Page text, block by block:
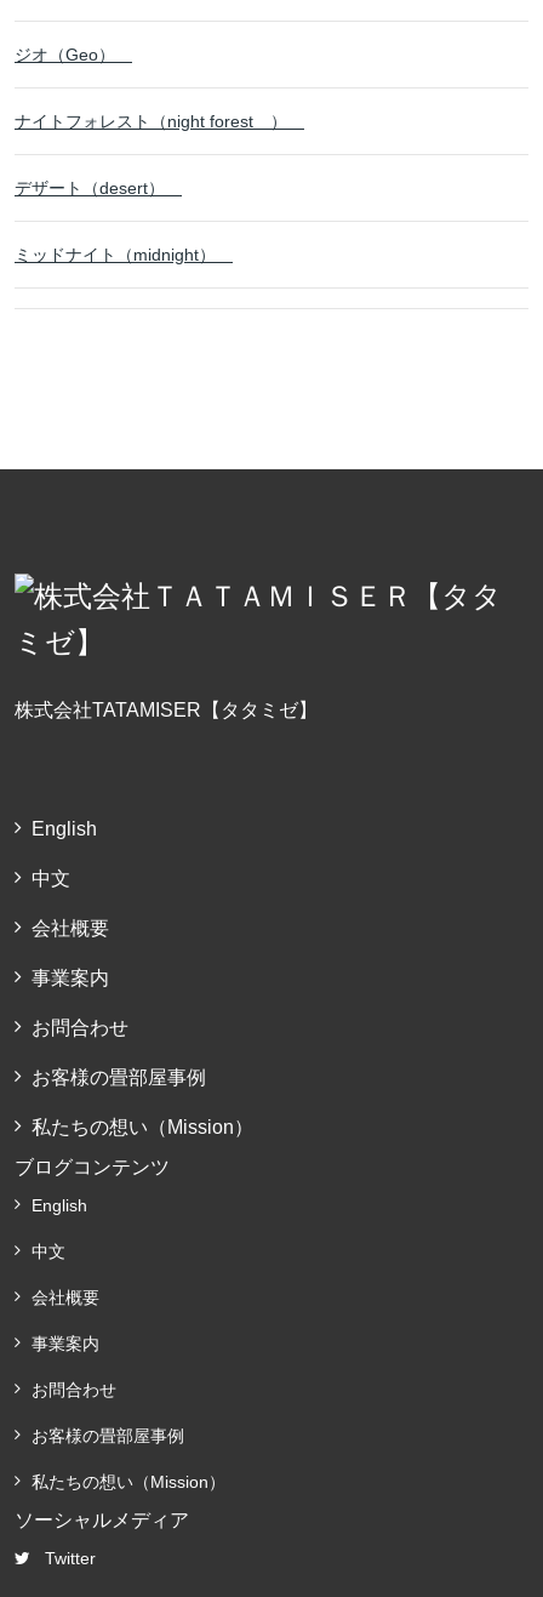
ジオ（Geo）
ナイトフォレスト（night forest ）
デザート（desert）
ミッドナイト（midnight）
株式会社TATAMISER【タタミゼ】
English
中文
会社概要
事業案内
お問合わせ
お客様の畳部屋事例
私たちの想い（Mission）
ブログコンテンツ
English
中文
会社概要
事業案内
お問合わせ
お客様の畳部屋事例
私たちの想い（Mission）
ソーシャルメディア
Twitter